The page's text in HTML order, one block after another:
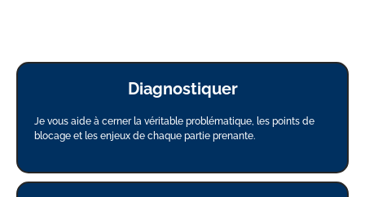
Diagnostiquer
Je vous aide à cerner la véritable problématique, les points de
blocage et les enjeux de chaque partie prenante.